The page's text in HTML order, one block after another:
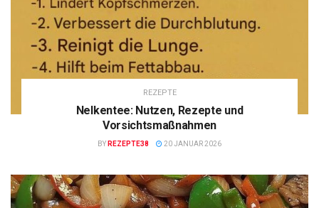
REZEPTE
Nelkentee: Nutzen, Rezepte und
Vorsichtsmaßnahmen
BY REZEPTE38 20 JANUAR 2026